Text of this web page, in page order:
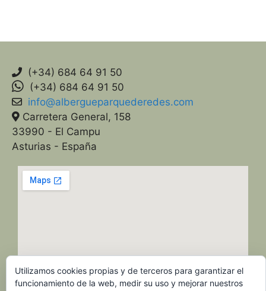
(+34) 684 64 91 50
(+34) 684 64 91 50
info@albergueparquederedes.com
Carretera General, 158
33990 - El Campu
Asturias - España
Utilizamos cookies propias y de terceros para garantizar el
funcionamiento de la web, medir su uso y mejorar nuestros